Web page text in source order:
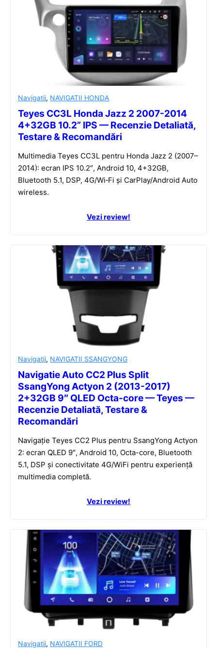
Navigatii, NAVIGATII HONDA
Teyes CC3L Honda Jazz 2 2007-2014
4+32GB 10.2” IPS — Recenzie Detaliată,
Testare & Recomandări
Multimedia Teyes CC3L pentru Honda Jazz 2 (2007–
2014): ecran IPS 10.2″, Android 10, 4+32GB,
Bluetooth 5.1, DSP, 4G/Wi‑Fi și CarPlay/Android Auto
wireless.
Vezi review!
Navigatii, NAVIGATII SSANGYONG
Navigatie Auto CC2 Plus Split
SsangYong Actyon 2 (2013-2017)
2+32GB 9″ QLED Octa-core — Teyes —
Recenzie Detaliată, Testare &
Recomandări
Navigație Teyes CC2 Plus pentru SsangYong Actyon
2: ecran QLED 9″, Android 10, Octa-core, Bluetooth
5.1, DSP și conectivitate 4G/WiFi pentru experiență
multimedia completă.
Vezi review!
Navigatii, NAVIGATII FORD